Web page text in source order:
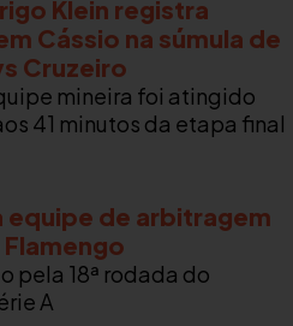
Klein registra
Cássio na súmula de
Cruzeiro
mineira foi atingido
41 minutos da etapa final
equipe de arbitragem
pela 18ª rodada do
A